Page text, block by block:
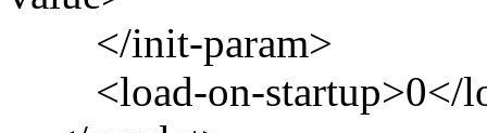
</init-param>
<load-on-startup>0</